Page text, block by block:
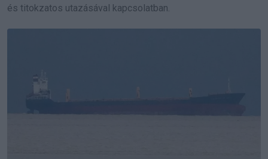
és titokzatos utazásával kapcsolatban.